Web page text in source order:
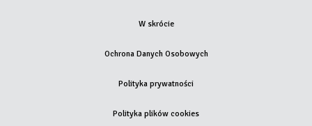
W skrócie
Ochrona Danych Osobowych
Polityka prywatności
Polityka plików cookies